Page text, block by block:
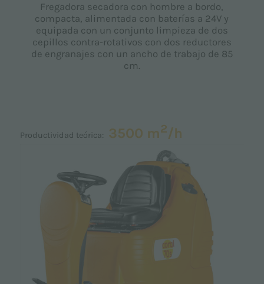
Fregadora secadora con hombre a bordo,
compacta, alimentada con baterías a 24V y
equipada con un conjunto limpieza de dos
cepillos contra-rotativos con dos reductores
de engranajes con un ancho de trabajo de 85
cm.
Productividad teórica: 3500 m2/h